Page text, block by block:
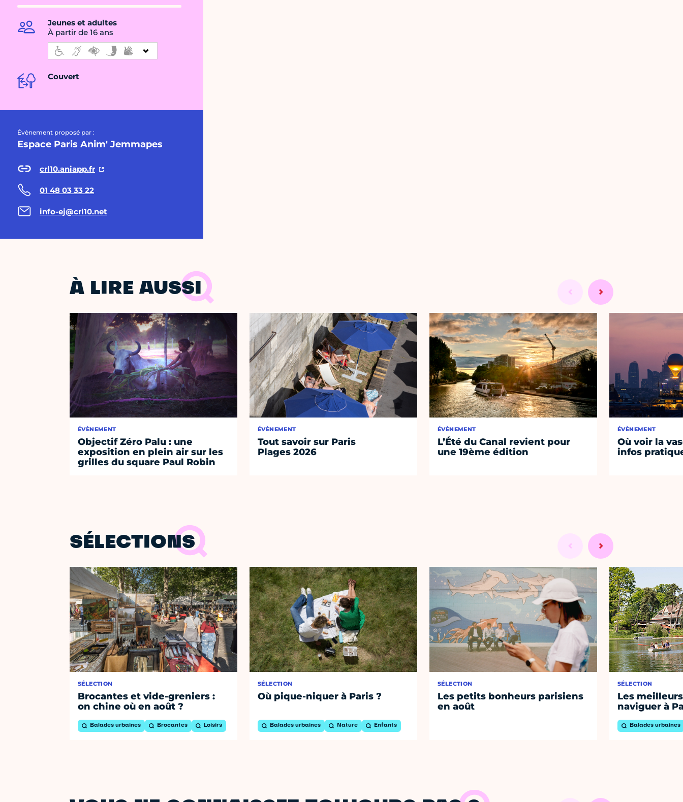
Jeunes et adultes
À partir de 16 ans
Couvert
Évènement proposé par :
Espace Paris Anim' Jemmapes
crl10.aniapp.fr
01 48 03 33 22
info-ej@crl10.net
À LIRE AUSSI
ÉVÈNEMENT
Objectif Zéro Palu : une
exposition en plein air sur les
grilles du square Paul Robin
ÉVÈNEMENT
Tout savoir sur Paris
Plages 2026
ÉVÈNEMENT
L’Été du Canal revient pour
une 19ème édition
ÉVÈNEMENT
Où voir la
infos
SÉLECTIONS
SÉLECTION
Brocantes et vide-greniers :
on chine où en août ?
Balades urbaines Brocantes Loisirs
SÉLECTION
Où pique-niquer à Paris ?
Balades urbaines Nature Enfants
SÉLECTION
Les petits bonheurs parisiens
en août
SÉLECTION
Les
naviguer à
Balades urbaines